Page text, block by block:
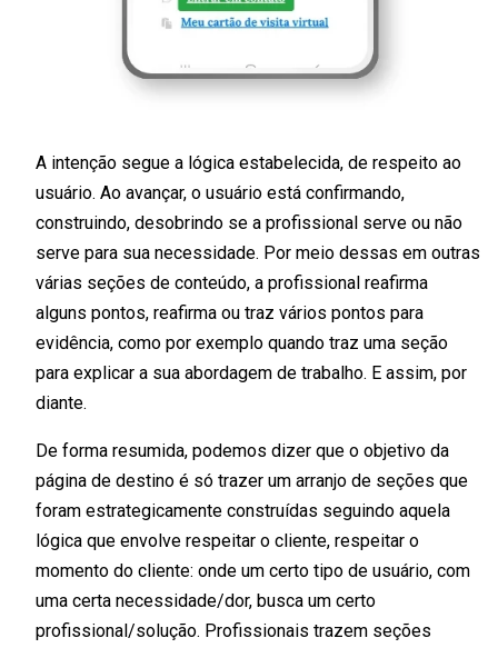
A intenção segue a lógica estabelecida, de respeito ao
usuário. Ao avançar, o usuário está confirmando,
construindo, desobrindo se a profissional serve ou não
serve para sua necessidade. Por meio dessas em outras
várias seções de conteúdo, a profissional reafirma
alguns pontos, reafirma ou traz vários pontos para
evidência, como por exemplo quando traz uma seção
para explicar a sua abordagem de trabalho. E assim, por
diante.
De forma resumida, podemos dizer que o objetivo da
página de destino é só trazer um arranjo de seções que
foram estrategicamente construídas seguindo aquela
lógica que envolve respeitar o cliente, respeitar o
momento do cliente: onde um certo tipo de usuário, com
uma certa necessidade/dor, busca um certo
profissional/solução. Profissionais trazem seções